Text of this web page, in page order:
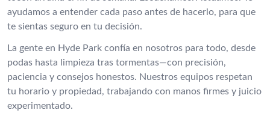
ayudamos a entender cada paso antes de hacerlo, para que
te sientas seguro en tu decisión.
La gente en Hyde Park confía en nosotros para todo, desde
podas hasta limpieza tras tormentas—con precisión,
paciencia y consejos honestos. Nuestros equipos respetan
tu horario y propiedad, trabajando con manos firmes y juicio
experimentado.